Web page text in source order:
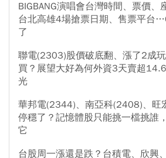
BIGBANG演唱會台灣時間、票價、
台北高雄4場搶票日期、售票平台
了
聯電(2303)股價破底翻、漲了2成
買？展望大好為何外資3天賣超
光
華邦電(2344)、南亞科(2408)、旺
停穩了？記憶體股只能挑一檔挑誰
它
台股周一漲還是跌？台積電、欣興